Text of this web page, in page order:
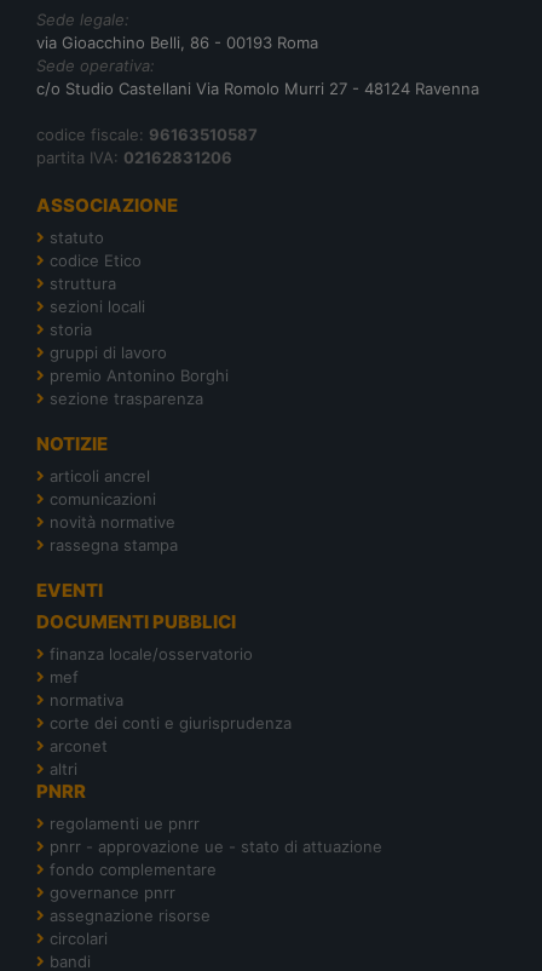
Sede legale:
via Gioacchino Belli, 86 - 00193 Roma
Sede operativa:
c/o Studio Castellani Via Romolo Murri 27 - 48124 Ravenna
codice fiscale: 96163510587
partita IVA: 02162831206
ASSOCIAZIONE
statuto
codice Etico
struttura
sezioni locali
storia
gruppi di lavoro
premio Antonino Borghi
sezione trasparenza
NOTIZIE
articoli ancrel
comunicazioni
novità normative
rassegna stampa
EVENTI
DOCUMENTI PUBBLICI
finanza locale/osservatorio
mef
normativa
corte dei conti e giurisprudenza
arconet
altri
PNRR
regolamenti ue pnrr
pnrr - approvazione ue - stato di attuazione
fondo complementare
governance pnrr
assegnazione risorse
circolari
bandi